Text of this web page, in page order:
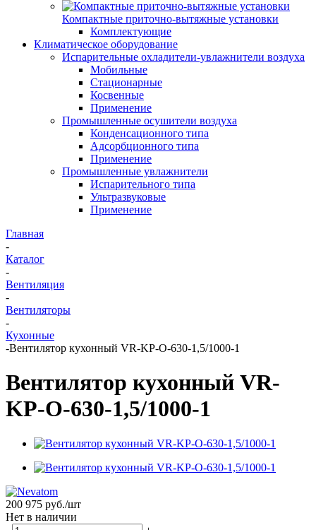
Компактные приточно-вытяжные установки
Комплектующие
Климатическое оборудование
Испарительные охладители-увлажнители воздуха
Мобильные
Стационарные
Косвенные
Применение
Промышленные осушители воздуха
Конденсационного типа
Адсорбционного типа
Применение
Промышленные увлажнители
Испарительного типа
Ультразвуковые
Применение
Главная
-
Каталог
-
Вентиляция
-
Вентиляторы
-
Кухонные
-Вентилятор кухонный VR-KP-O-630-1,5/1000-1
Вентилятор кухонный VR-
KP-O-630-1,5/1000-1
200 975 руб./шт
Нет в наличии